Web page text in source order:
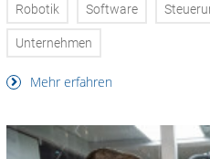
Robotik Software
Unternehmen
Mehr erfahren